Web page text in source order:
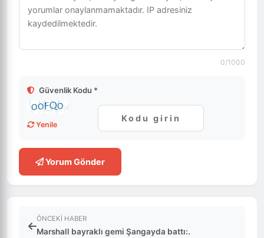
0/1000
Güvenlik Kodu *
Yenile
Yorum Gönder
ÖNCEKI HABER
Marshall bayraklı gemi Şangayda battı:.